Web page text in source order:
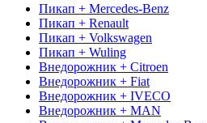
Пикап + Mercedes-Benz
Пикап + Renault
Пикап + Volkswagen
Пикап + Wuling
Внедорожник + Citroen
Внедорожник + Fiat
Внедорожник + IVECO
Внедорожник + MAN